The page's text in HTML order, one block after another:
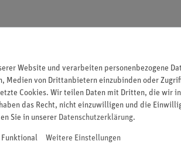
basierend auf Empfehlungen des GHS-
Website und verarbeiten personenbezogene
Medien von Drittanbietern einzubinden oder
Cookies. Wir teilen Daten mit Dritten, die wir
das Recht, nicht einzuwilligen und die
Sie in unserer Daten­schutz­erklärung.
Funktional Weitere Einstellungen